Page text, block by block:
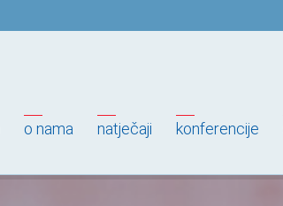
o nama natječaji konferencije